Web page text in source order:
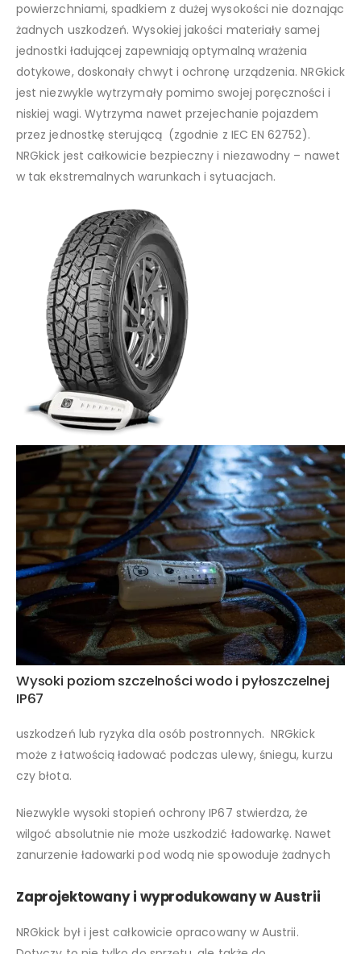
powierzchniami, spadkiem z dużej wysokości nie doznając
żadnych uszkodzeń. Wysokiej jakości materiały samej
jednostki ładującej zapewniają optymalną wrażenia
dotykowe, doskonały chwyt i ochronę urządzenia. NRGkick
jest niezwykle wytrzymały pomimo swojej poręczności i
niskiej wagi. Wytrzyma nawet przejechanie pojazdem
przez jednostkę sterującą (zgodnie z IEC EN 62752).
NRGkick jest całkowicie bezpieczny i niezawodny – nawet
w tak ekstremalnych warunkach i sytuacjach.
Wysoki poziom szczelności wodo i pyłoszczelnej
IP67
uszkodzeń lub ryzyka dla osób postronnych. NRGkick
może z łatwością ładować podczas ulewy, śniegu, kurzu
czy błota.
Niezwykle wysoki stopień ochrony IP67 stwierdza, że
wilgoć absolutnie nie może uszkodzić ładowarkę. Nawet
zanurzenie ładowarki pod wodą nie spowoduje żadnych
Zaprojektowany i wyprodukowany w Austrii
NRGkick był i jest całkowicie opracowany w Austrii.